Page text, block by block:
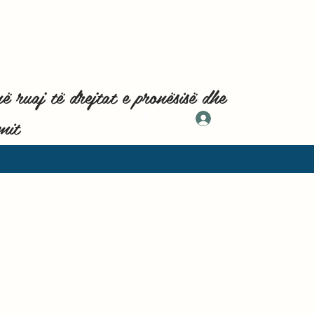
të drejtat e pronësisë dhe